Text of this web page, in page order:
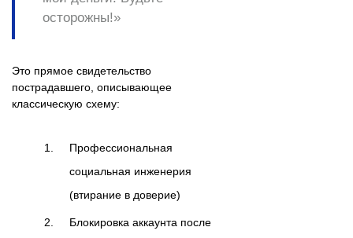
осторожны!»
Это прямое свидетельство
пострадавшего, описывающее
классическую схему:
Профессиональная
социальная инженерия
(втирание в доверие)
Блокировка аккаунта после